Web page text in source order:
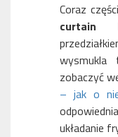
Coraz
curtain
zobaczyć
– jak o
układanie